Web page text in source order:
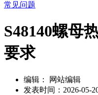
常见问题
S48140螺母
要求
编辑： 网站编辑
发表时间：2026-05-